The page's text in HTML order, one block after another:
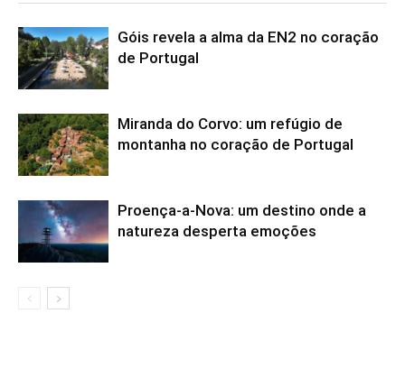
Góis revela a alma da EN2 no coração
de Portugal
Miranda do Corvo: um refúgio de
montanha no coração de Portugal
Proença-a-Nova: um destino onde a
natureza desperta emoções